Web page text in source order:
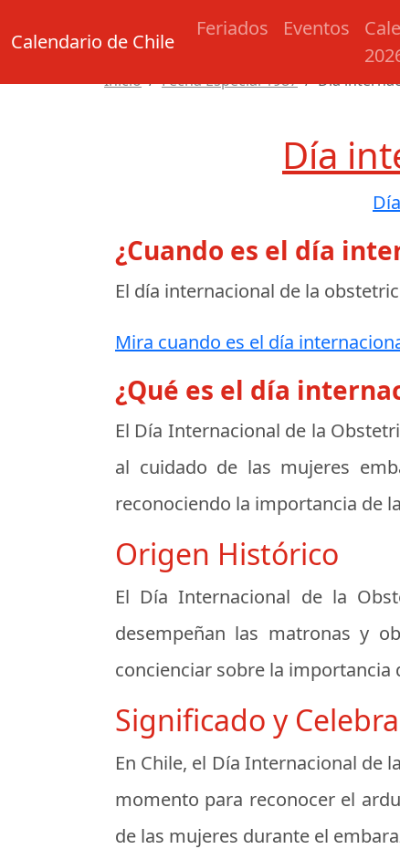
Calendario de Chile
Feriados Eventos
Inicio Fecha Especial 1987 Día
Día
¿Cuando es el día
El día internacional de la
Mira cuando es el día
¿Qué es el día
El Día Internacional de la
al cuidado de las mujeres
reconociendo la importancia de
Origen Histórico
El Día Internacional de la
desempeñan las matronas y
concienciar sobre la
Significado y
En Chile, el Día Internacional de
momento para reconocer el
de las mujeres durante el